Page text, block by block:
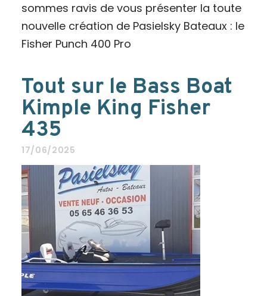
sommes ravis de vous présenter la toute
nouvelle création de Pasielsky Bateaux : le
Fisher Punch 400 Pro
Tout sur le Bass Boat
Kimple King Fisher
435
17/06/2025